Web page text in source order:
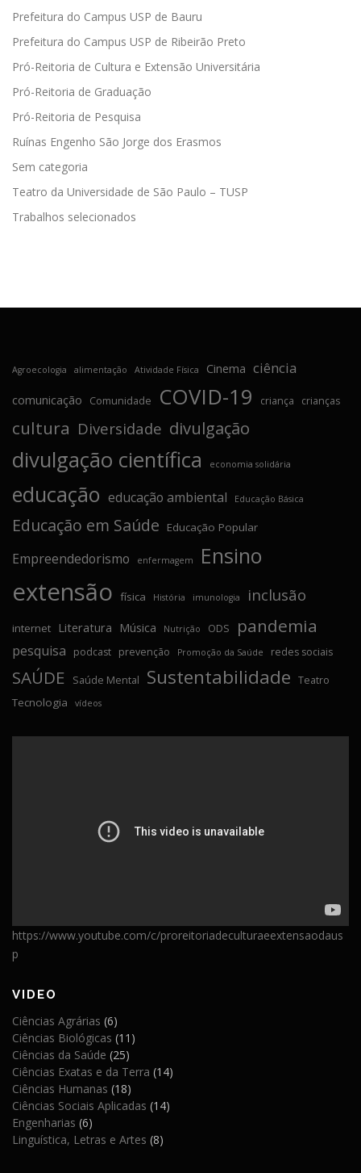
Prefeitura do Campus USP de Bauru
Prefeitura do Campus USP de Ribeirão Preto
Pró-Reitoria de Cultura e Extensão Universitária
Pró-Reitoria de Graduação
Pró-Reitoria de Pesquisa
Ruínas Engenho São Jorge dos Erasmos
Sem categoria
Teatro da Universidade de São Paulo – TUSP
Trabalhos selecionados
Agroecologia alimentação Atividade Física Cinema ciência
comunicação Comunidade COVID-19 criança crianças
cultura Diversidade divulgação
divulgação científica economia solidária
educação educação ambiental Educação Básica
Educação em Saúde Educação Popular
Empreendedorismo enfermagem Ensino
extensão física História imunologia inclusão
internet Literatura Música Nutrição ODS pandemia
pesquisa podcast prevenção Promoção da Saúde redes sociais
SAÚDE Saúde Mental Sustentabilidade Teatro
Tecnologia vídeos
https://www.youtube.com/c/proreitoriadeculturaeextensaodaus
p
VIDEO
Ciências Agrárias (6)
Ciências Biológicas (11)
Ciências da Saúde (25)
Ciências Exatas e da Terra (14)
Ciências Humanas (18)
Ciências Sociais Aplicadas (14)
Engenharias (6)
Linguística, Letras e Artes (8)